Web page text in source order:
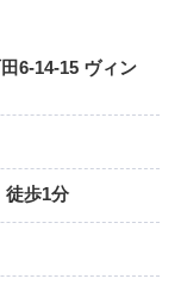
6-14-15 ヴィン
徒歩1分